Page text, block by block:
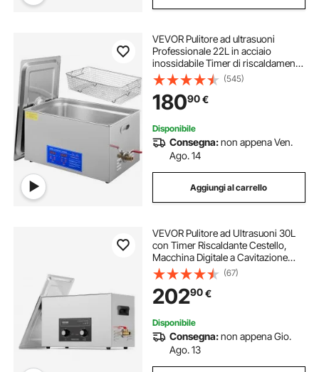
VEVOR Pulitore ad ultrasuoni
Professionale 22L in acciaio
inossidabile Timer di riscaldamento
digitale Pulizia di gioielli per uso
domestico personale commerciale
(545)
18090€
Disponibile
Consegna:non appena Ven.
Ago. 14
Aggiungi al carrello
VEVOR Pulitore ad Ultrasuoni 30L
con Timer Riscaldante Cestello,
Macchina Digitale a Cavitazione
Sonica, Pulitrice Ultrasuoni 600 W
per Strumenti di Orologi, Occhiali,
Monete, Utensili Metallici
(67)
20290€
Disponibile
Consegna:non appena Gio.
Ago. 13